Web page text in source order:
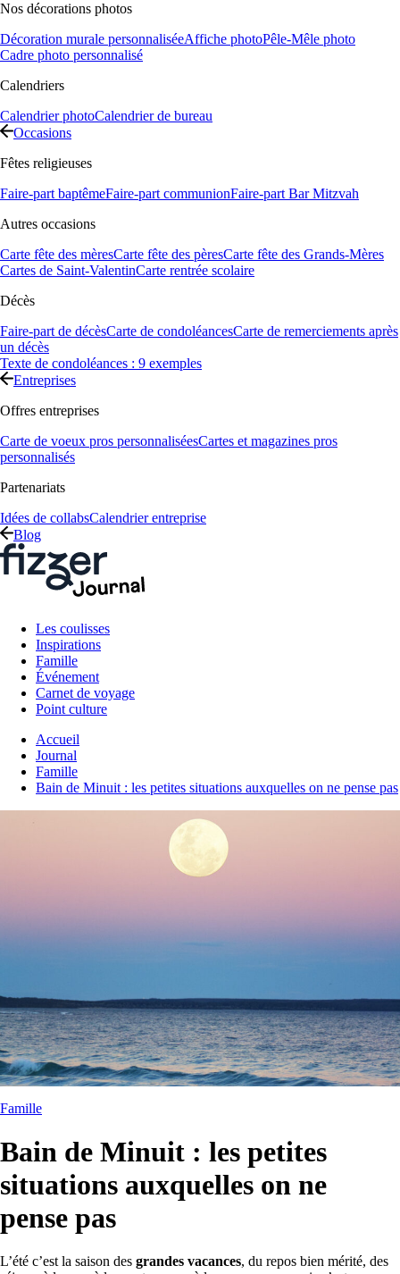
Nos décorations photos
Décoration murale personnaliséeAffiche photoPêle-Mêle photo
Cadre photo personnalisé
Calendriers
Calendrier photoCalendrier de bureau
Occasions
Fêtes religieuses
Faire-part baptêmeFaire-part communionFaire-part Bar Mitzvah
Autres occasions
Carte fête des mèresCarte fête des pèresCarte fête des Grands-Mères
Cartes de Saint-ValentinCarte rentrée scolaire
Décès
Faire-part de décèsCarte de condoléancesCarte de remerciements après
un décès
Texte de condoléances : 9 exemples
Entreprises
Offres entreprises
Carte de voeux pros personnaliséesCartes et magazines pros
personnalisés
Partenariats
Idées de collabsCalendrier entreprise
Blog
Les coulisses
Inspirations
Famille
Événement
Carnet de voyage
Point culture
Accueil
Journal
Famille
Bain de Minuit : les petites situations auxquelles on ne pense pas
Famille
Bain de Minuit : les petites
situations auxquelles on ne
pense pas
L’été c’est la saison des grandes vacances, du repos bien mérité, des